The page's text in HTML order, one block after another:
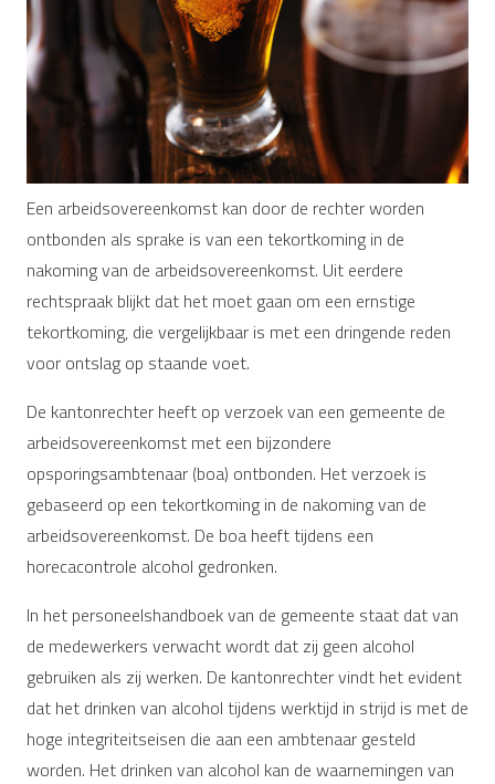
Een arbeidsovereenkomst kan door de rechter worden
ontbonden als sprake is van een tekortkoming in de
nakoming van de arbeidsovereenkomst. Uit eerdere
rechtspraak blijkt dat het moet gaan om een ernstige
tekortkoming, die vergelijkbaar is met een dringende reden
voor ontslag op staande voet.
De kantonrechter heeft op verzoek van een gemeente de
arbeidsovereenkomst met een bijzondere
opsporingsambtenaar (boa) ontbonden. Het verzoek is
gebaseerd op een tekortkoming in de nakoming van de
arbeidsovereenkomst. De boa heeft tijdens een
horecacontrole alcohol gedronken.
In het personeelshandboek van de gemeente staat dat van
de medewerkers verwacht wordt dat zij geen alcohol
gebruiken als zij werken. De kantonrechter vindt het evident
dat het drinken van alcohol tijdens werktijd in strijd is met de
hoge integriteitseisen die aan een ambtenaar gesteld
worden. Het drinken van alcohol kan de waarnemingen van